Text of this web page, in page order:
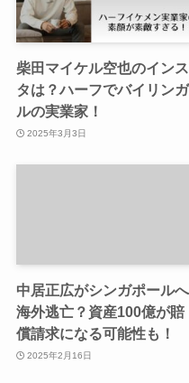
柴田マイケル空也のインス
タは？ハーフでバイリンガ
ルの実業家！
2025年3月3日
中居正広がシンガポールへ
海外逃亡？資産100億が賠
償請求になる可能性も！
2025年2月16日